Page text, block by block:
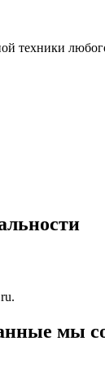
любого
мы